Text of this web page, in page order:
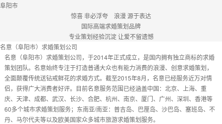
阜阳市
惊喜 非必浮夸 浪漫 源于表达
国际高端求婚策划品牌
专业策划经验沉淀 让爱不留遗憾
名意（阜阳市）求婚策划公司
名意（阜阳市）求婚策划公司，于2014年正式成立，是国内拥有独立商标的求婚
策划团队。名意始终专注于打造普通大众也有能力消费的浪漫、创意求婚策划，
全面颠覆传统送钻戒鲜花的求婚方式。截至2015年8月，名意已经服务近万对情
侣，获得广大消费者好评。目前名意服务范围已经涵盖中国：北京、上海、重
庆、天津、成都、武汉、长沙、合肥、杭州、南京、厦门、广州、深圳、香港等
60多个城市求婚策划服务；东南亚/南亚：普吉岛、巴厘岛、沙巴岛、塞班岛、不
丹、马尔代夫等以及欧美国家众多城市旅游求婚策划服务。